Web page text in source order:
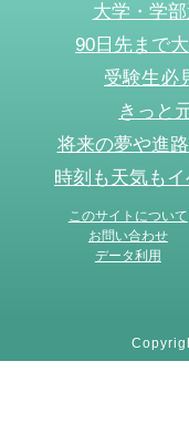
大学・学
90日先まで
受験生必
きっと
将来の夢や進
時刻も天気も
このサイトについて
お問い合わせ
データ利用